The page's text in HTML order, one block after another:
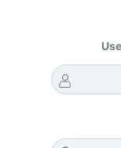
All Tags